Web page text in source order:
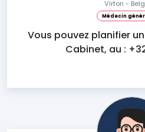
Virton -
Médecin
Vous pouvez planifier
Cabinet, au :